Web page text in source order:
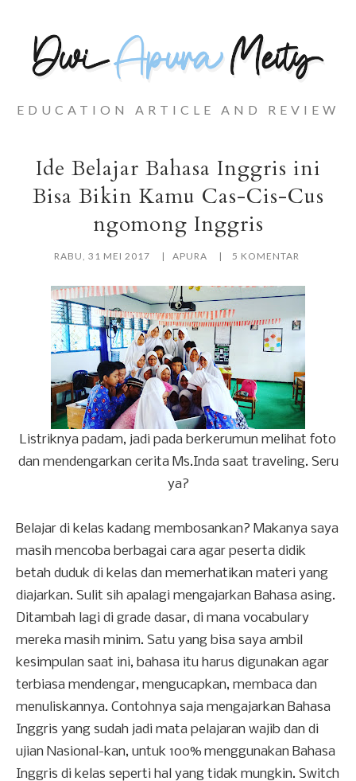
EDUCATION ARTICLE AND REVIEW
Ide Belajar Bahasa Inggris ini
Bisa Bikin Kamu Cas-Cis-Cus
ngomong Inggris
RABU, 31 MEI 2017 APURA 5 KOMENTAR
Listriknya padam, jadi pada berkerumun melihat foto
dan mendengarkan cerita Ms.Inda saat traveling. Seru
ya?
Belajar di kelas kadang membosankan? Makanya saya
masih mencoba berbagai cara agar peserta didik
betah duduk di kelas dan memerhatikan materi yang
diajarkan. Sulit sih apalagi mengajarkan Bahasa asing.
Ditambah lagi di grade dasar, di mana vocabulary
mereka masih minim. Satu yang bisa saya ambil
kesimpulan saat ini, bahasa itu harus digunakan agar
terbiasa mendengar, mengucapkan, membaca dan
menuliskannya. Contohnya saja mengajarkan Bahasa
Inggris yang sudah jadi mata pelajaran wajib dan di
ujian Nasional-kan, untuk 100% menggunakan Bahasa
Inggris di kelas seperti hal yang tidak mungkin. Switch